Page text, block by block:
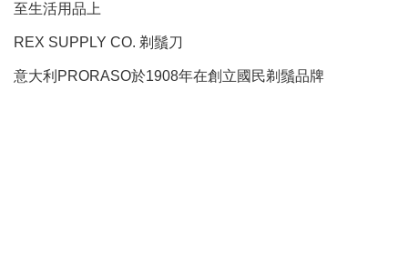
至生活用品上
REX SUPPLY CO. 剃鬚刀
意大利PRORASO於1908年在創立國民剃鬚品牌